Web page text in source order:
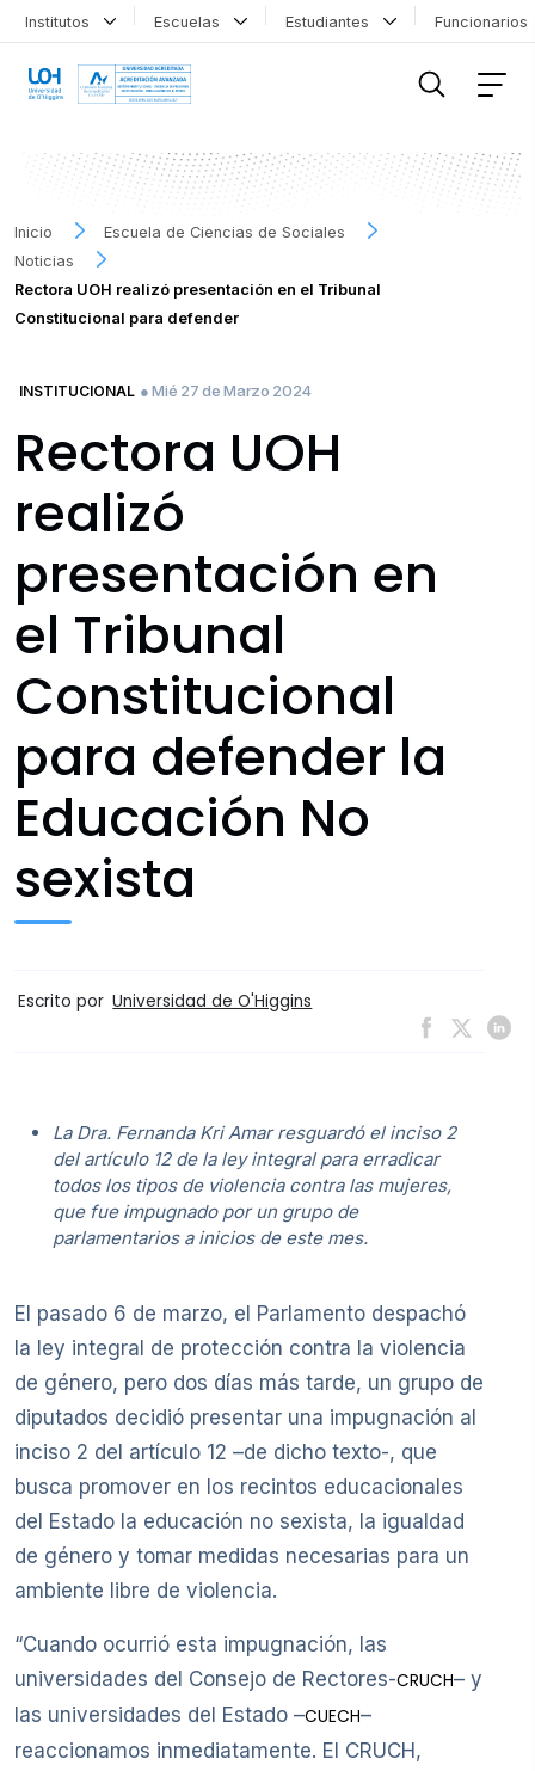
Institutos Escuelas Estudiantes
Inicio
Escuela de Ciencias de Sociales
Noticias
Rectora UOH realizó presentación en el Tribunal
Constitucional para defender
INSTITUCIONAL ● Mié 27 de Marzo 2024
Rectora UOH
realizó
presentación en
el Tribunal
Constitucional
para defender la
Educación No
sexista
Escrito por Universidad de O'Higgins
La Dra. Fernanda Kri Amar resguardó el inciso 2
del artículo 12 de la ley integral para erradicar
todos los tipos de violencia contra las mujeres,
que fue impugnado por un grupo de
parlamentarios a inicios de este mes.
El pasado 6 de marzo, el Parlamento despachó
la ley integral de protección contra la violencia
de género, pero dos días más tarde, un grupo de
diputados decidió presentar una impugnación al
inciso 2 del artículo 12 –de dicho texto-, que
busca promover en los recintos educacionales
del Estado la educación no sexista, la igualdad
de género y tomar medidas necesarias para un
ambiente libre de violencia.
“Cuando ocurrió esta impugnación, las
universidades del Consejo de Rectores-CRUCH– y
las universidades del Estado –CUECH–
reaccionamos inmediatamente. El CRUCH,